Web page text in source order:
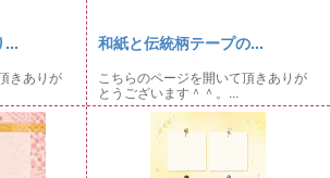
...
きありが
和紙と伝統柄テープの...
こちらのページを開いて頂きありが
とうございます＾＾。...